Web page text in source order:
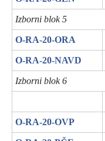
Izborni blok 5
O-RA-20-ORA
O-RA-20-NAVD
Izborni blok 6
O-RA-20-OVP